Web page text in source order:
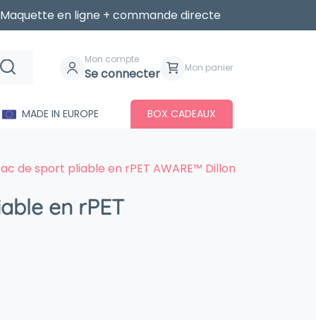
Maquette en ligne + commande directe
Mon compte
Se connecter Mon panier
MADE IN EUROPE BOX CADEAUX
de sport pliable en rPET AWARE™ Dillon
en rPET